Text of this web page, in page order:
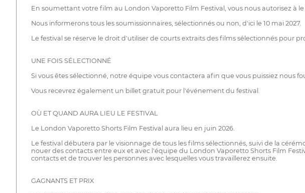
En soumettant votre film au London Vaporetto Film Festival, vous nous autorisez à
Nous informerons tous les soumissionnaires, sélectionnés ou non, d'ici le 10 mai 2027.
Le festival se réserve le droit d'utiliser de courts extraits des films sélectionnés pour
UNE FOIS SÉLECTIONNÉ
Si vous êtes sélectionné, notre équipe vous contactera afin que vous puissiez
Vous recevrez également un billet gratuit pour l'événement du festival.
OÙ ET QUAND AURA LIEU LE FESTIVAL
Le London Vaporetto Shorts Film Festival aura lieu en juin 2026.
Le festival débutera par le visionnage de tous les films sélectionnés, suivi de la
nouer des contacts entre eux et avec l'équipe du London Vaporetto Shorts Film
contacts et de trouver les personnes avec lesquelles vous travaillerez ensuite.
GAGNANTS ET PRIX